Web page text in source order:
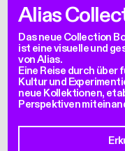
Alias
Das neue Collection
ist eine visuelle und
von Alias.
Eine Reise durch
Kultur und
neue Kollektionen,
Perspektiven